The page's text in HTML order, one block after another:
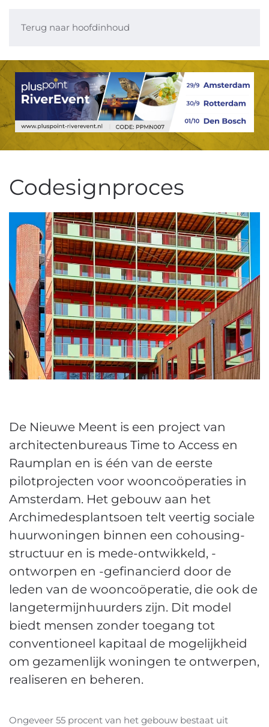
Terug naar hoofdinhoud
Codesignproces
De Nieuwe Meent is een project van
architectenbureaus Time to Access en
Raumplan en is één van de eerste
pilotprojecten voor wooncoöperaties in
Amsterdam. Het gebouw aan het
Archimedesplantsoen telt veertig sociale
huurwoningen binnen een cohousing-
structuur en is mede-ontwikkeld, -
ontworpen en -gefinancierd door de
leden van de wooncoöperatie, die ook de
langetermijnhuurders zijn. Dit model
biedt mensen zonder toegang tot
conventioneel kapitaal de mogelijkheid
om gezamenlijk woningen te ontwerpen,
realiseren en beheren.
Ongeveer 55 procent van het gebouw bestaat uit